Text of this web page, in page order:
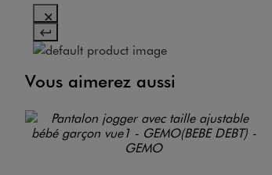
Vous aimerez aussi